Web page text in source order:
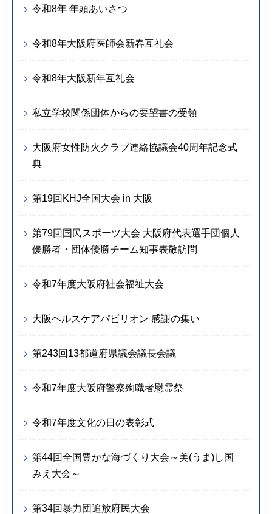
令和8年 年頭あいさつ
令和8年大阪府医師会新春互礼会
令和8年大阪新年互礼会
私立学校関係団体からの要望書の受領
大阪府女性防火クラブ連絡協議会40周年記念式
典
第19回KHJ全国大会 in 大阪
第79回国民スポーツ大会 大阪府代表選手団個人
優勝者・団体優勝チーム知事表敬訪問
令和7年度大阪府社会福祉大会
大阪ヘルスケアパビリオン 感謝の集い
第243回13都道府県議会議長会議
令和7年度大阪府警察殉職者慰霊祭
令和7年度文化の日の表彰式
第44回全国豊かな海づくり大会～美(うま)し国
みえ大会～
第34回暴力団追放府民大会